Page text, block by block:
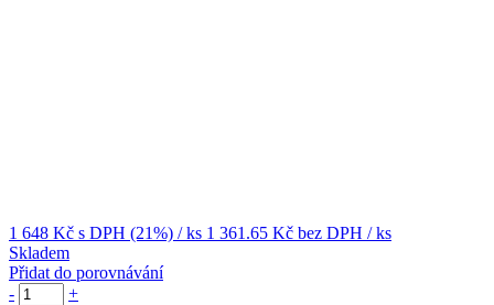
1 648 Kč s DPH (21%) / ks 1 361.65 Kč bez DPH / ks
Skladem
Přidat do porovnávání
-
+